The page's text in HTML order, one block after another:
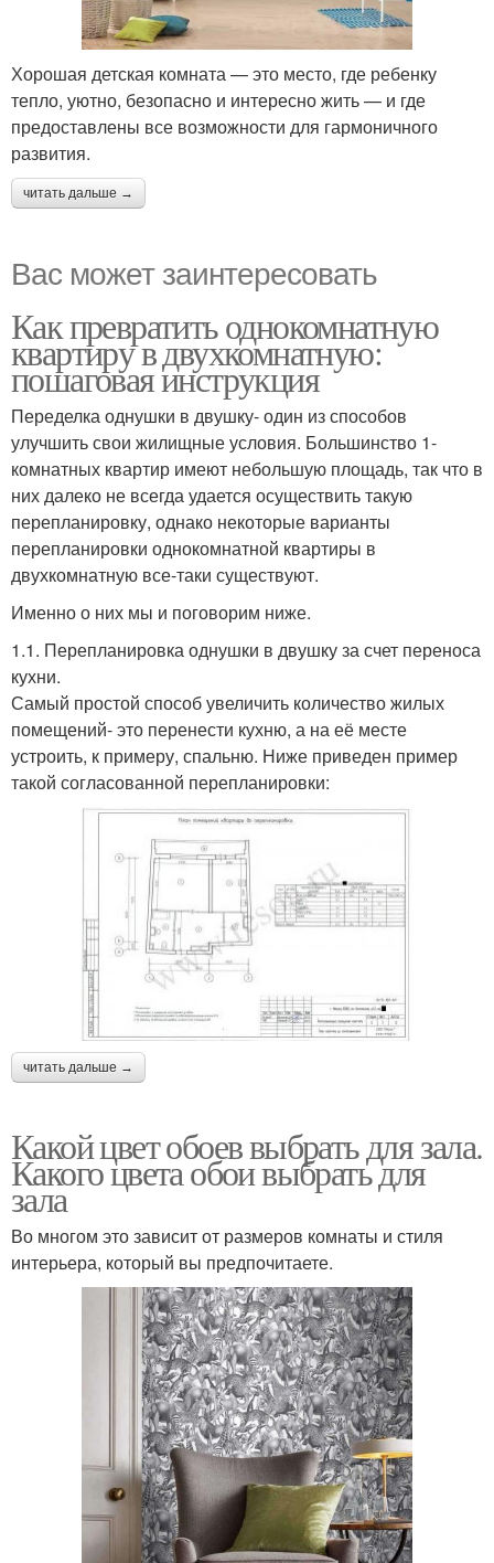
Хорошая детская комната — это место, где ребенку
тепло, уютно, безопасно и интересно жить — и где
предоставлены все возможности для гармоничного
развития.
читать дальше →
Вас может заинтересовать
Как превратить однокомнатную
квартиру в двухкомнатную:
пошаговая инструкция
Переделка однушки в двушку- один из способов
улучшить свои жилищные условия. Большинство 1-
комнатных квартир имеют небольшую площадь, так что в
них далеко не всегда удается осуществить такую
перепланировку, однако некоторые варианты
перепланировки однокомнатной квартиры в
двухкомнатную все-таки существуют.
Именно о них мы и поговорим ниже.
1.1. Перепланировка однушки в двушку за счет переноса
кухни.
Самый простой способ увеличить количество жилых
помещений- это перенести кухню, а на её месте
устроить, к примеру, спальню. Ниже приведен пример
такой согласованной перепланировки:
читать дальше →
Какой цвет обоев выбрать для зала.
Какого цвета обои выбрать для
зала
Во многом это зависит от размеров комнаты и стиля
интерьера, который вы предпочитаете.